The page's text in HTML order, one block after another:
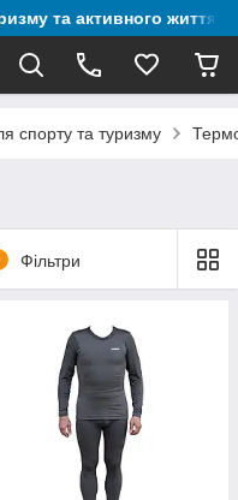
та активного життя
спорту та туризму
Фільтри